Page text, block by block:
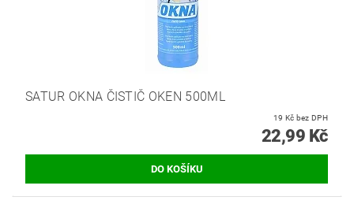
SATUR OKNA ČISTIČ OKEN 500ML
19 Kč bez DPH
22,99 Kč